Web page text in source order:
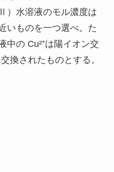
）水溶液のモル濃度は
いものを一つ選べ。た
の Cu²⁺は陽イオン交
換されたものとする。